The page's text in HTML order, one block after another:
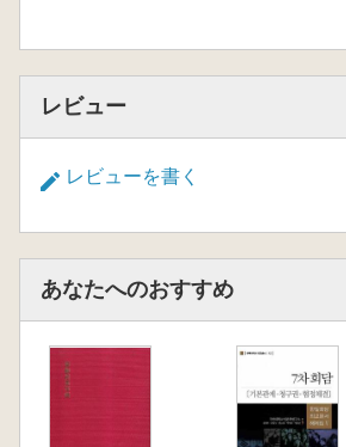
レビュー
レビューを書く
あなたへのおすすめ